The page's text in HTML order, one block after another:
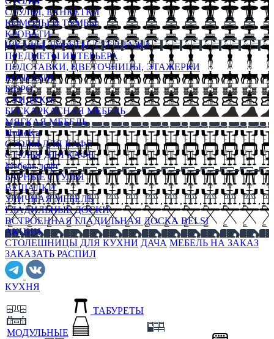
СТУЛЬЯ, БАНКЕТКИ
КОМОДЫ И ТУМБЫ
КРОВАТИ
ШКАФЫ, БУФЕТЫ, СТЕЛЛАЖИ
ПРЕДМЕТЫ ИНТЕРЬЕРА
ПОДСТАВКИ, ЦВЕТОЧНИЦЫ, ЭТАЖЕРКИ
КОНСОЛИ
БЮРО
СУНДУКИ
БЕСКАРКАСНАЯ МЕБЕЛЬ
МЯГКАЯ МЕБЕЛЬ
HoReKa
СТОЛЫ ДЛЯ КАФЕ
СТУЛЬЯ ДЛЯ КАФЕ
Мебель лофт
БАРНЫЕ СТУЛЬЯ
ВЕШАЛКИ
УЛИЧНАЯ МЕБЕЛЬ
ГЛАДИЛЬНЫЕ ДОСКИ
ВСТРОЕННАЯ ГЛАДИЛЬНАЯ ДОСКА BELSI
АКЦИИ
СТОЛЕШНИЦЫ ДЛЯ КУХНИ ДАЧА МЕБЕЛЬ НА ЗАКАЗ
ЗАКАЗАТЬ РАСПИЛ
КУХНЯ
МОДУЛЬНЫЕ
ТАБУРЕТЫ